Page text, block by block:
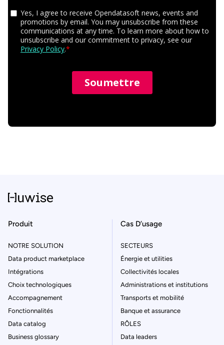
Produit
NOTRE SOLUTION
Data product marketplace
Intégrations
Choix technologiques
Accompagnement
Fonctionnalités
Data catalog
Business glossary
Cas D’usage
SECTEURS
Énergie et utilities
Collectivités locales
Administrations et institutions
Transports et mobilité
Banque et assurance
RÔLES
Data leaders